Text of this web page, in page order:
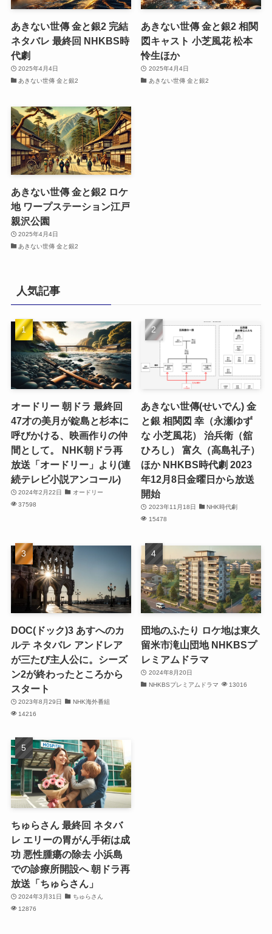
あきない世傳 金と銀2 完結
ネタバレ 最終回 NHKBS時
代劇
2025年4月4日
あきない世傳 金と銀2
あきない世傳 金と銀2 相関
図キャスト 小芝風花 松本
怜生ほか
2025年4月4日
あきない世傳 金と銀2
あきない世傳 金と銀2 ロケ
地 ワープステーション江戸
親沢公園
2025年4月4日
あきない世傳 金と銀2
人気記事
オードリー 朝ドラ 最終回
47才の美月が錠島と杉本に
呼びかける、映画作りの仲
間として。 NHK朝ドラ再
放送「オードリー」より(連
続テレビ小説アンコール)
2024年2月22日
オードリー
37598
あきない世傳(せいでん) 金
と銀 相関図 幸（永瀬ゆず
な 小芝風花） 治兵衛（舘
ひろし） 富久（高島礼子）
ほか NHKBS時代劇 2023
年12月8日金曜日から放送
開始
2023年11月18日
NHK時代劇
15478
DOC(ドック)3 あすへのカ
ルテ ネタバレ アンドレア
が三たび主人公に。シーズ
ン2が終わったところから
スタート
2023年8月29日
NHK海外番組
14216
団地のふたり ロケ地は東久
留米市滝山団地 NHKBSプ
レミアムドラマ
2024年8月20日
NHKBSプレミアムドラマ
13016
ちゅらさん 最終回 ネタバ
レ エリーの胃がん手術は成
功 悪性腫瘍の除去 小浜島
での診療所開設へ 朝ドラ再
放送「ちゅらさん」
2024年3月31日
ちゅらさん
12876